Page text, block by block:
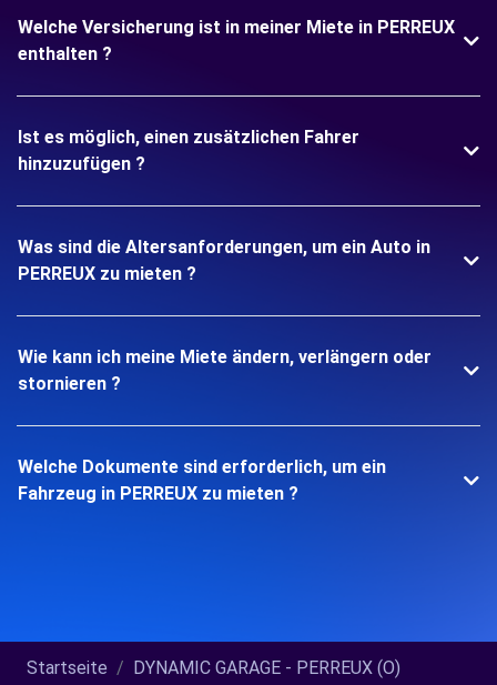
Welche Versicherung ist in meiner Miete in PERREUX
enthalten ?
Ist es möglich, einen zusätzlichen Fahrer
hinzuzufügen ?
Was sind die Altersanforderungen, um ein Auto in
PERREUX zu mieten ?
Wie kann ich meine Miete ändern, verlängern oder
stornieren ?
Welche Dokumente sind erforderlich, um ein
Fahrzeug in PERREUX zu mieten ?
Startseite DYNAMIC GARAGE - PERREUX (O)